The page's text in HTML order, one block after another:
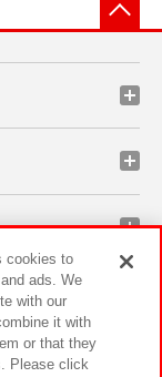
cookies to
ads. We
with our
it with
or that they
Please click